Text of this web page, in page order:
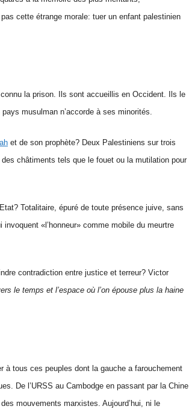
cette étrange morale: tuer un enfant palestinien
la prison. Ils sont accueillis en Occident. Ils le
musulman n’accorde à ses minorités.
et de son prophète? Deux Palestiniens sur trois
châtiments tels que le fouet ou la mutilation pour
Totalitaire, épuré de toute présence juive, sans
«l’honneur» comme mobile du meurtre
contradiction entre justice et terreur? Victor
le temps et l’espace où l’on épouse plus la haine
à tous ces peuples dont la gauche a farouchement
De l’URSS au Cambodge en passant par la Chine
mouvements marxistes. Aujourd’hui, ni le